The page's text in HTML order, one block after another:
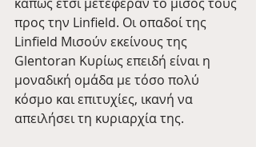
προς την Linfield. Οι οπαδοί της
Linfield Μισούν εκείνους της
Glentoran Κυρίως επειδή είναι η
μοναδική ομάδα με τόσο πολύ
κόσμο και επιτυχίες, ικανή να
απειλήσει τη κυριαρχία της.